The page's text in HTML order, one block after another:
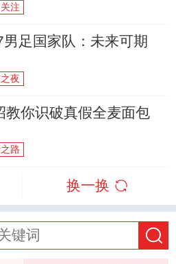
注
男足国家队：未来可期
夜
教你识破真假全麦面包
路
换一换